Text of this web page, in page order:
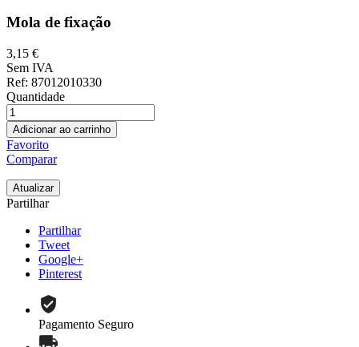
Mola de fixação
3,15 €
Sem IVA
Ref: 87012010330
Quantidade
Adicionar ao carrinho
Favorito
Comparar
Partilhar
Partilhar
Tweet
Google+
Pinterest
Pagamento Seguro